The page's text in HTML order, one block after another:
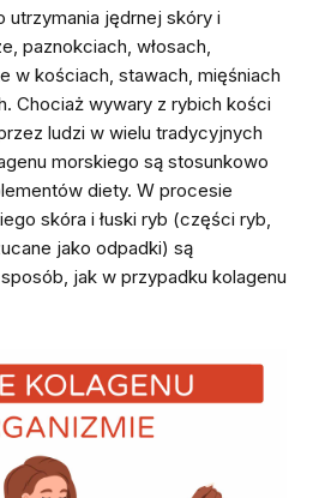
utrzymania jędrnej skóry i
paznokciach, włosach,
w kościach, stawach, mięśniach
Chociaż wywary z rybich kości
ludzi w wielu tradycyjnych
morskiego są stosunkowo
diety. W procesie
skóra i łuski ryb (części ryb,
jako odpadki) są
jak w przypadku kolagenu